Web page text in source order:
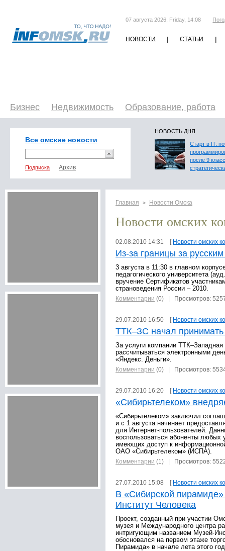
07 августа 2026, Friday, 14:08
НОВОСТИ | СТАТЬИ |
Бизнес Недвижимость Образование, работа
Все омские новости
Подписка
НОВОСТЬ ДНЯ
Старт в IT:
после 9
Главная > Новости Омска
Новости омских
02.08.2010 14:31 [ Новости омских
Из-за границы за
3 августа в 11:30 в главном
педагогического университета
вручение Сертификатов
страноведения России – 2010.
Комментарии (0) | Просмотров:
29.07.2010 16:50 [ Новости омских
ТТК–ЗС начал
За услуги компании
рассчитываться электронными
«Яндекс. Деньги».
Комментарии (0) | Просмотров:
29.07.2010 16:20 [ Новости омских
«Сибирьтелеком»
«Сибирьтелеком» заключил
и с 1 августа начинает
для Интернет-пользователей.
воспользоваться абоненты любых
имеющих доступ к
ОАО «Сибирьтелеком» (ИСПА).
Комментарии (1) | Просмотров:
27.07.2010 15:08 [ Новости омских
В «Сибирской
Институт Человека
Проект, созданный при участии
музея и Международного центра
интригующим названием Музей-
обосновался на первом этаже
Пирамида» в начале лета этого